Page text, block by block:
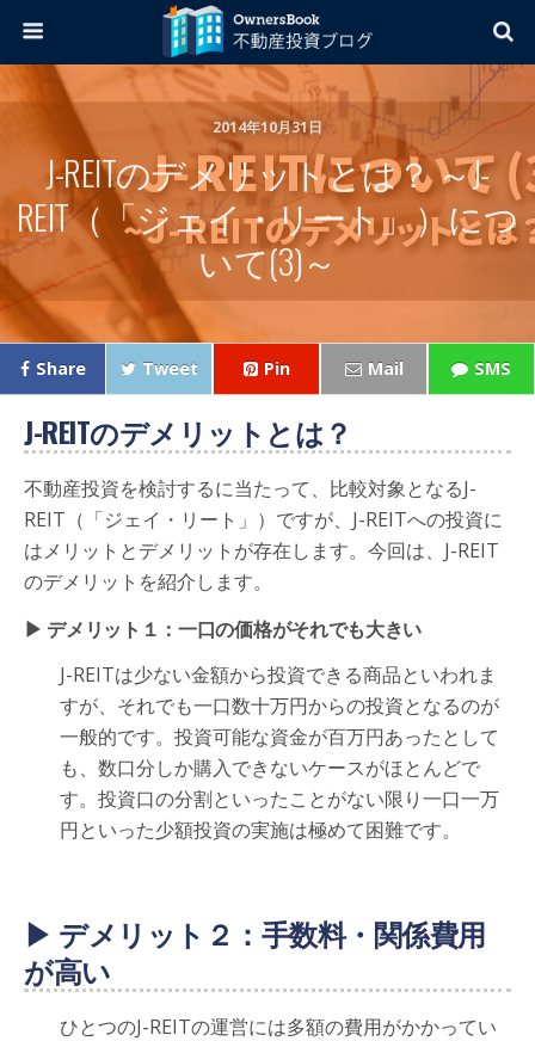
2014年10月31日
J-REITのデメリットとは？ ～J-
REIT（「ジェイ・リート」）につ
いて(3)～
Share Tweet Pin Mail SMS
J-REITのデメリットとは？
不動産投資を検討するに当たって、比較対象となるJ-
REIT（「ジェイ・リート」）ですが、J-REITへの投資に
はメリットとデメリットが存在します。今回は、J-REIT
のデメリットを紹介します。
▶ デメリット１：一口の価格がそれでも大きい
J-REITは少ない金額から投資できる商品といわれま
すが、それでも一口数十万円からの投資となるのが
一般的です。投資可能な資金が百万円あったとして
も、数口分しか購入できないケースがほとんどで
す。投資口の分割といったことがない限り一口一万
円といった少額投資の実施は極めて困難です。
▶ デメリット２：手数料・関係費用
が高い
ひとつのJ-REITの運営には多額の費用がかかってい